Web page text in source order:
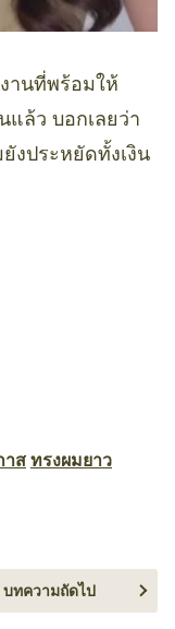
านที่พร้อมให้
แล้ว บอกเลยว่า
งประหยัดทั้งเงิน
าส ทรงผมยาว
บทความถัดไป